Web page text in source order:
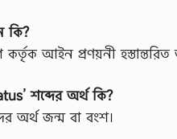
কি?
কর্তৃক আইন প্রণয়নী
শব্দের অর্থ কি?
অর্থ জন্ম বা বংশ।